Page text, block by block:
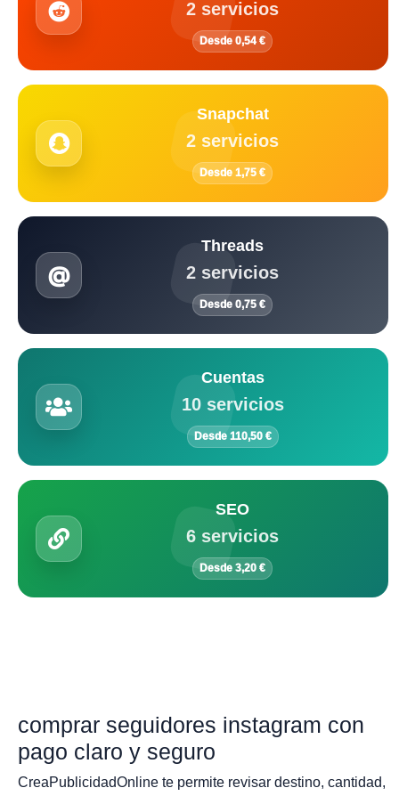
2 servicios
Desde 0,54 €
Snapchat
2 servicios
Desde 1,75 €
Threads
2 servicios
Desde 0,75 €
Cuentas
10 servicios
Desde 110,50 €
SEO
6 servicios
Desde 3,20 €
comprar seguidores instagram con
pago claro y seguro
CreaPublicidadOnline te permite revisar destino, cantidad,